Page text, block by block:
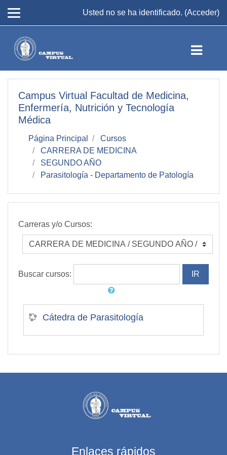
Usted no se ha identificado. (Acceder)
Campus Virtual Facultad de Medicina,
Enfermería, Nutrición y Tecnología
Médica
Página Principal
Cursos
CARRERA DE MEDICINA
SEGUNDO AÑO
Parasitología - Departamento de Patología
Carreras y/o Cursos:
Buscar cursos:
Cátedra de Parasitología
Enlaces rápidos